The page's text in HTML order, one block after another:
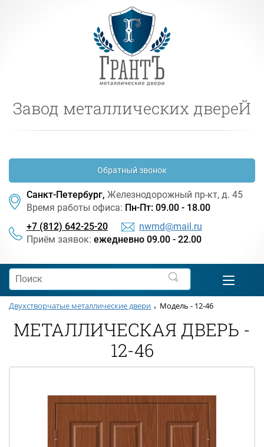
Завод металлических двереЙ
Обратный звонок
Санкт-Петербург, Железнодорожный пр-кт, д. 45
Время работы офиса: Пн-Пт: 09.00 - 18.00
+7 (812) 642-25-20
nwmd@mail.ru
Приём заявок: ежедневно 09.00 - 22.00
Двухстворчатые металлические двери Модель - 12-46
МЕТАЛЛИЧЕСКАЯ ДВЕРЬ -
12-46